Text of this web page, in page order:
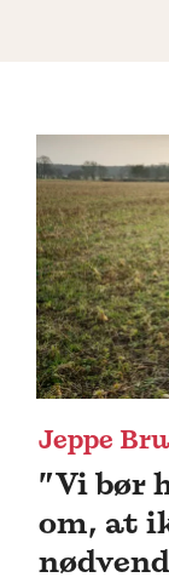
Jeppe
”Vi bør
om, at